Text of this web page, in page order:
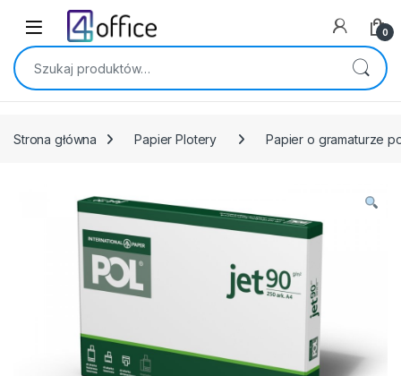
Skip to navigation
Skip to content
0
Szukaj:
Strona główna Papier Plotery Papier o gramaturze